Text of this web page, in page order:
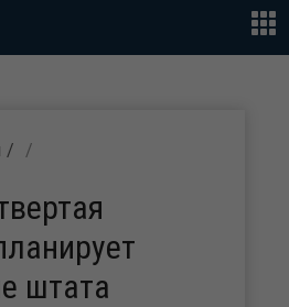
штата